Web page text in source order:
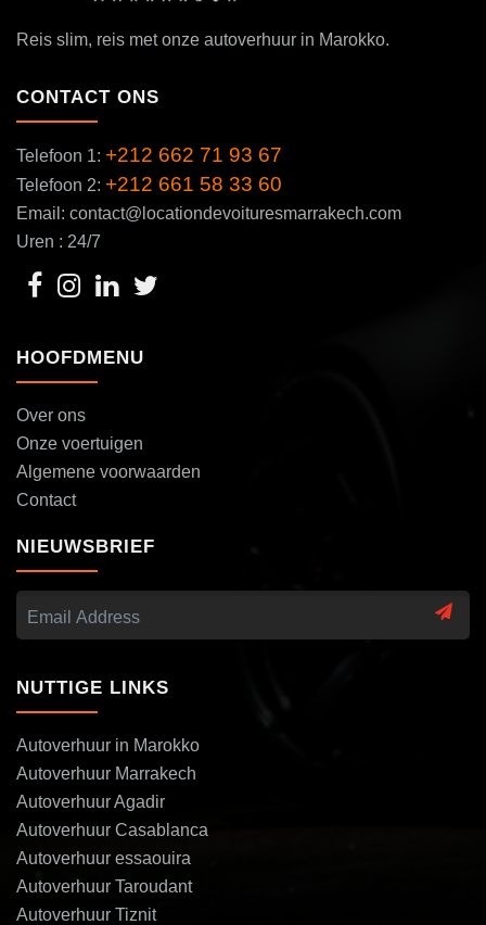
Reis slim, reis met onze autoverhuur in Marokko.
CONTACT ONS
Telefoon 1: +212 662 71 93 67
Telefoon 2: +212 661 58 33 60
Email: contact@locationdevoituresmarrakech.com
Uren : 24/7
HOOFDMENU
Over ons
Onze voertuigen
Algemene voorwaarden
Contact
NIEUWSBRIEF
NUTTIGE LINKS
Autoverhuur in Marokko
Autoverhuur Marrakech
Autoverhuur Agadir
Autoverhuur Casablanca
Autoverhuur essaouira
Autoverhuur Taroudant
Autoverhuur Tiznit